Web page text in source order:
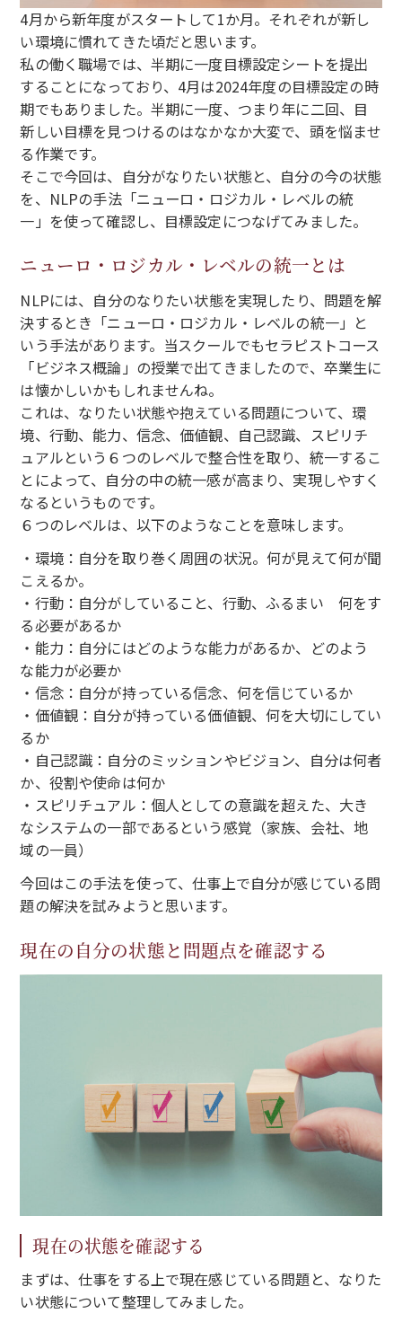
4月から新年度がスタートして1か月。それぞれが新し
い環境に慣れてきた頃だと思います。
私の働く職場では、半期に一度目標設定シートを提出
することになっており、4月は2024年度の目標設定の時
期でもありました。半期に一度、つまり年に二回、目
新しい目標を見つけるのはなかなか大変で、頭を悩ませ
る作業です。
そこで今回は、自分がなりたい状態と、自分の今の状態
を、NLPの手法「ニューロ・ロジカル・レベルの統
一」を使って確認し、目標設定につなげてみました。
ニューロ・ロジカル・レベルの統一とは
NLPには、自分のなりたい状態を実現したり、問題を解
決するとき「ニューロ・ロジカル・レベルの統一」と
いう手法があります。当スクールでもセラピストコース
「ビジネス概論」の授業で出てきましたので、卒業生に
は懐かしいかもしれませんね。
これは、なりたい状態や抱えている問題について、環
境、行動、能力、信念、価値観、自己認識、スピリチ
ュアルという６つのレベルで整合性を取り、統一するこ
とによって、自分の中の統一感が高まり、実現しやすく
なるというものです。
６つのレベルは、以下のようなことを意味します。
・環境：自分を取り巻く周囲の状況。何が見えて何が聞
こえるか。
・行動：自分がしていること、行動、ふるまい 何をす
る必要があるか
・能力：自分にはどのような能力があるか、どのよう
な能力が必要か
・信念：自分が持っている信念、何を信じているか
・価値観：自分が持っている価値観、何を大切にしてい
るか
・自己認識：自分のミッションやビジョン、自分は何者
か、役割や使命は何か
・スピリチュアル：個人としての意識を超えた、大き
なシステムの一部であるという感覚（家族、会社、地
域の一員）
今回はこの手法を使って、仕事上で自分が感じている問
題の解決を試みようと思います。
現在の自分の状態と問題点を確認する
現在の状態を確認する
まずは、仕事をする上で現在感じている問題と、なりた
い状態について整理してみました。